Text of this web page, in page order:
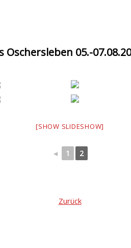
Oschersleben 05.-
[SHOW SLIDESHOW]
◄ 1 2
Zurück